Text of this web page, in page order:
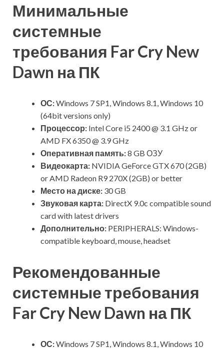
Минимальные
системные
требования Far Cry New
Dawn на ПК
ОС:Windows 7 SP1, Windows 8.1, Windows 10
(64bit versions only)
Процессор: Intel Core i5 2400 @ 3.1 GHz or
AMD FX 6350 @ 3.9 GHz
Оперативная память:8 GB ОЗУ
Видеокарта: NVIDIA GeForce GTX 670 (2GB)
or AMD Radeon R9 270X (2GB) or better
Место на диске: 30 GB
Звуковая карта: DirectX 9.0c compatible sound
card with latest drivers
Дополнительно: PERIPHERALS: Windows-
compatible keyboard, mouse, headset
Рекомендованные
системные требования
Far Cry New Dawn на ПК
ОС:Windows 7 SP1, Windows 8.1, Windows 10